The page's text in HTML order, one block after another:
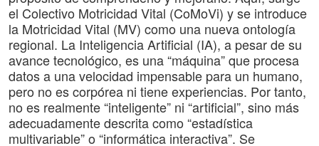
el Colectivo Motricidad Vital (CoMoVi) y se introduce
la Motricidad Vital (MV) como una nueva ontología
regional. La Inteligencia Artificial (IA), a pesar de su
avance tecnológico, es una “máquina” que procesa
datos a una velocidad impensable para un humano,
pero no es corpórea ni tiene experiencias. Por tanto,
no es realmente “inteligente” ni “artificial”, sino más
adecuadamente descrita como “estadística
multivariable” o “informática interactiva”. Se